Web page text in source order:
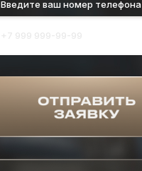
Введите ваш номер телефона